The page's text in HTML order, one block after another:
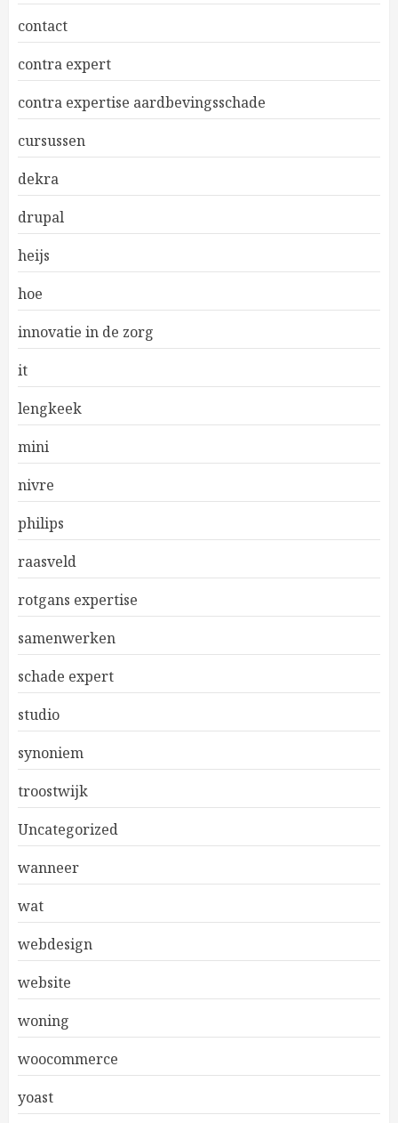
contact
contra expert
contra expertise aardbevingsschade
cursussen
dekra
drupal
heijs
hoe
innovatie in de zorg
it
lengkeek
mini
nivre
philips
raasveld
rotgans expertise
samenwerken
schade expert
studio
synoniem
troostwijk
Uncategorized
wanneer
wat
webdesign
website
woning
woocommerce
yoast